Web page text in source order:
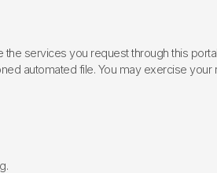
services you request through this
automated file. You may exercise